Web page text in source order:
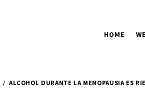
HOME
ALCOHOL DURANTE LA MENOPAUSIA ES